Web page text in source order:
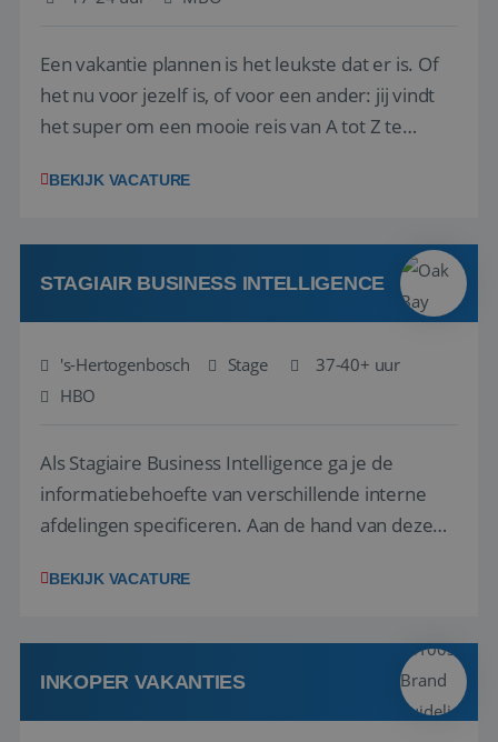
Een vakantie plannen is het leukste dat er is. Of
het nu voor jezelf is, of voor een ander: jij vindt
het super om een mooie reis van A tot Z te
vakantiegangers de meest prachtige plekjes op
werken: of het nu gaat om vragen ...
BEKIJK VACATURE
STAGIAIR BUSINESS INTELLIGENCE
's-Hertogenbosch Stage
37-40+ uur
HBO
Als Stagiaire Business Intelligence ga je de
informatiebehoefte van verschillende interne
afdelingen specificeren. Aan de hand van deze
adviezen, rapportages en dashboards
producten ontwikkel je door middel van de data
uit ons datawa...
BEKIJK VACATURE
INKOPER VAKANTIES